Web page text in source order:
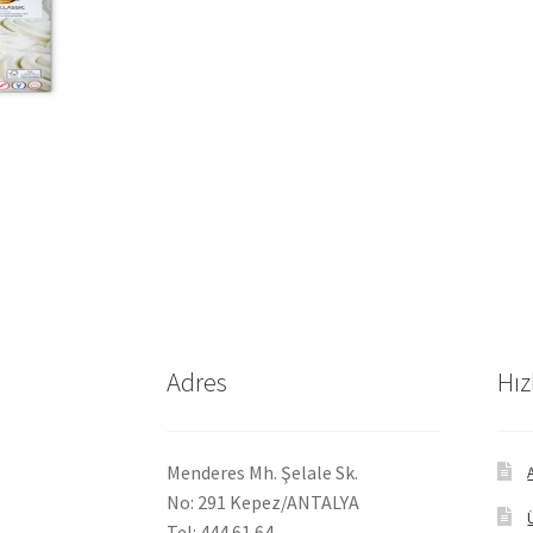
Adres
Menderes Mh. Şelale Sk.
No: 291 Kepez/ANTALYA